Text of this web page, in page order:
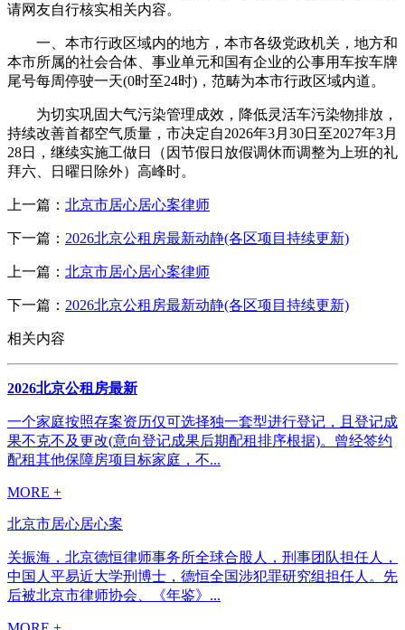
请网友自行核实相关内容。
一、本市行政区域内的地方，本市各级党政机关，地方和
本市所属的社会合体、事业单元和国有企业的公事用车按车牌
尾号每周停驶一天(0时至24时)，范畴为本市行政区域内道。
为切实巩固大气污染管理成效，降低灵活车污染物排放，
持续改善首都空气质量，市决定自2026年3月30日至2027年3月
28日，继续实施工做日（因节假日放假调休而调整为上班的礼
拜六、日曜日除外）高峰时。
上一篇： 北京市居心居心案律师
下一篇： 2026北京公租房最新动静(各区项目持续更新)
上一篇： 北京市居心居心案律师
下一篇： 2026北京公租房最新动静(各区项目持续更新)
相关内容
2026北京公租房最新
一个家庭按照存案资历仅可选择独一套型进行登记，且登记成
果不克不及更改(意向登记成果后期配租排序根据)。曾经签约
配租其他保障房项目标家庭，不...
MORE +
北京市居心居心案
关振海，北京德恒律师事务所全球合股人，刑事团队担任人，
中国人平易近大学刑博士，德恒全国涉犯罪研究组担任人。先
后被北京市律师协会、《年鉴》...